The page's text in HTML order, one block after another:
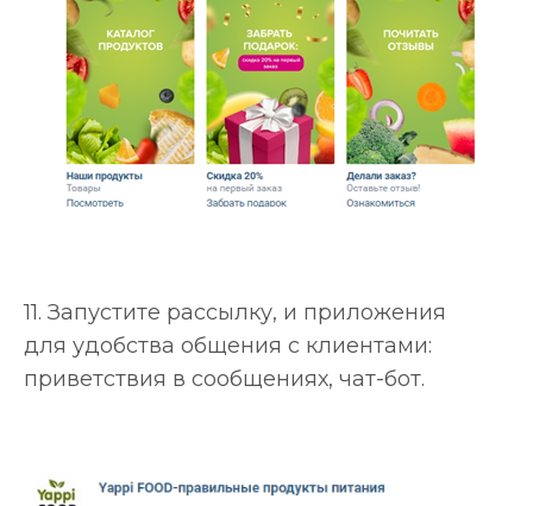
11. Запустите рассылку, и приложения
для удобства общения с клиентами:
приветствия в сообщениях, чат-бот.